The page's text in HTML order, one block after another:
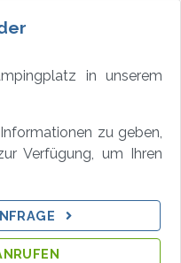
in unserem
zu geben,
Verfügung, um Ihren